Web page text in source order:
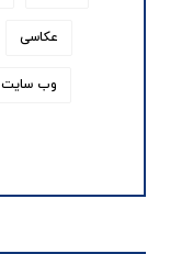
عکاسی
وب سایت